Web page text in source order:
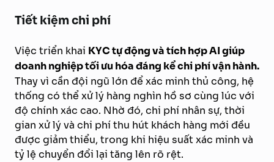
Tiết kiệm chi phí
Việc triển khai KYC tự động và tích hợp AI giúp
doanh nghiệp tối ưu hóa đáng kể chi phí vận hành.
Thay vì cần đội ngũ lớn để xác minh thủ công, hệ
thống có thể xử lý hàng nghìn hồ sơ cùng lúc với
độ chính xác cao. Nhờ đó, chi phí nhân sự, thời
gian xử lý và chi phí thu hút khách hàng mới đều
được giảm thiểu, trong khi hiệu suất xác minh và
tỷ lệ chuyển đổi lại tăng lên rõ rệt.